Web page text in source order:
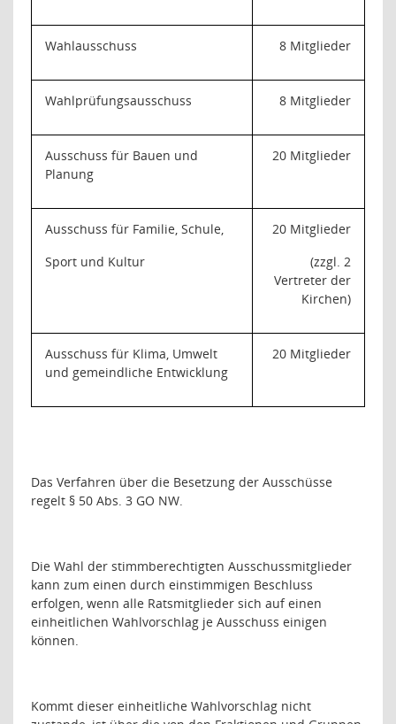
Wahlausschuss 8 Mitglieder
Wahlprüfungsausschuss 8 Mitglieder
Ausschuss für Bauen und
Planung
20 Mitglieder
Ausschuss für Familie, Schule,
Sport und Kultur
20 Mitglieder
(zzgl. 2
Vertreter der
Kirchen)
Ausschuss für Klima, Umwelt
und gemeindliche Entwicklung
20 Mitglieder
Das Verfahren über die Besetzung der Ausschüsse
regelt § 50 Abs. 3 GO NW.
Die Wahl der stimmberechtigten Ausschussmitglieder
kann zum einen durch einstimmigen Beschluss
erfolgen, wenn alle Ratsmitglieder sich auf einen
einheitlichen Wahlvorschlag je Ausschuss einigen
können.
Kommt dieser einheitliche Wahlvorschlag nicht